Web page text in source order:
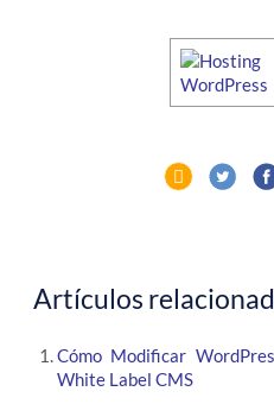
Artículos
Cómo Modificar
White Label CMS